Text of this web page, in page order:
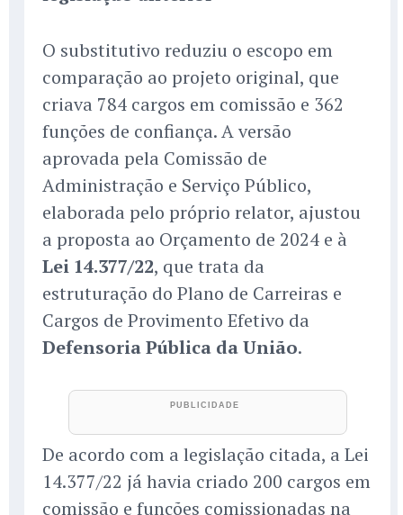
O substitutivo reduziu o escopo em
comparação ao projeto original, que
criava 784 cargos em comissão e 362
funções de confiança. A versão
aprovada pela Comissão de
Administração e Serviço Público,
elaborada pelo próprio relator, ajustou
a proposta ao Orçamento de 2024 e à
Lei 14.377/22, que trata da
estruturação do Plano de Carreiras e
Cargos de Provimento Efetivo da
Defensoria Pública da União.
De acordo com a legislação citada, a Lei
14.377/22 já havia criado 200 cargos em
comissão e funções comissionadas na